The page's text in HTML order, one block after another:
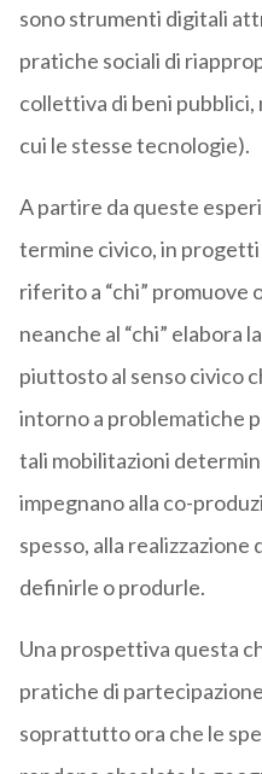
sono strumenti digitali
pratiche sociali di
collettiva di beni
cui le stesse tecnologie).
A partire da queste
termine civico, in
riferito a “chi” promuove
neanche al “chi” elabora
piuttosto al senso civico
intorno a problematiche
tali mobilitazioni
impegnano alla co-
spesso, alla
definirle o produrle.
Una prospettiva questa
pratiche di
soprattutto ora che le